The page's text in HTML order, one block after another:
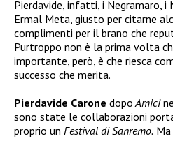
Pierdavide, infatti, i Negramaro, i
Ermal Meta, giusto per citarne
complimenti per il brano che
Purtroppo non è la prima volta
importante, però, è che riesca
successo che merita.
Pierdavide Carone dopo Amici
sono state le collaborazioni
proprio un Festival di Sanremo.